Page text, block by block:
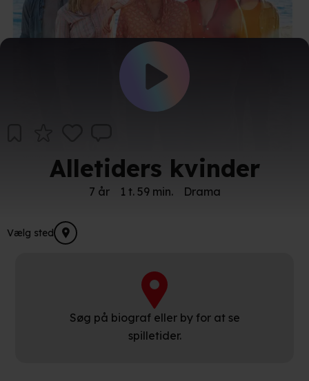
Alletiders kvinder
7 år 1 t. 59 min. Drama
Vælg sted
Søg på biograf eller by for at se
spilletider.